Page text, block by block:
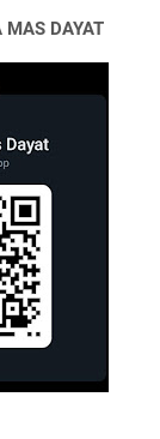
MAS DAYAT